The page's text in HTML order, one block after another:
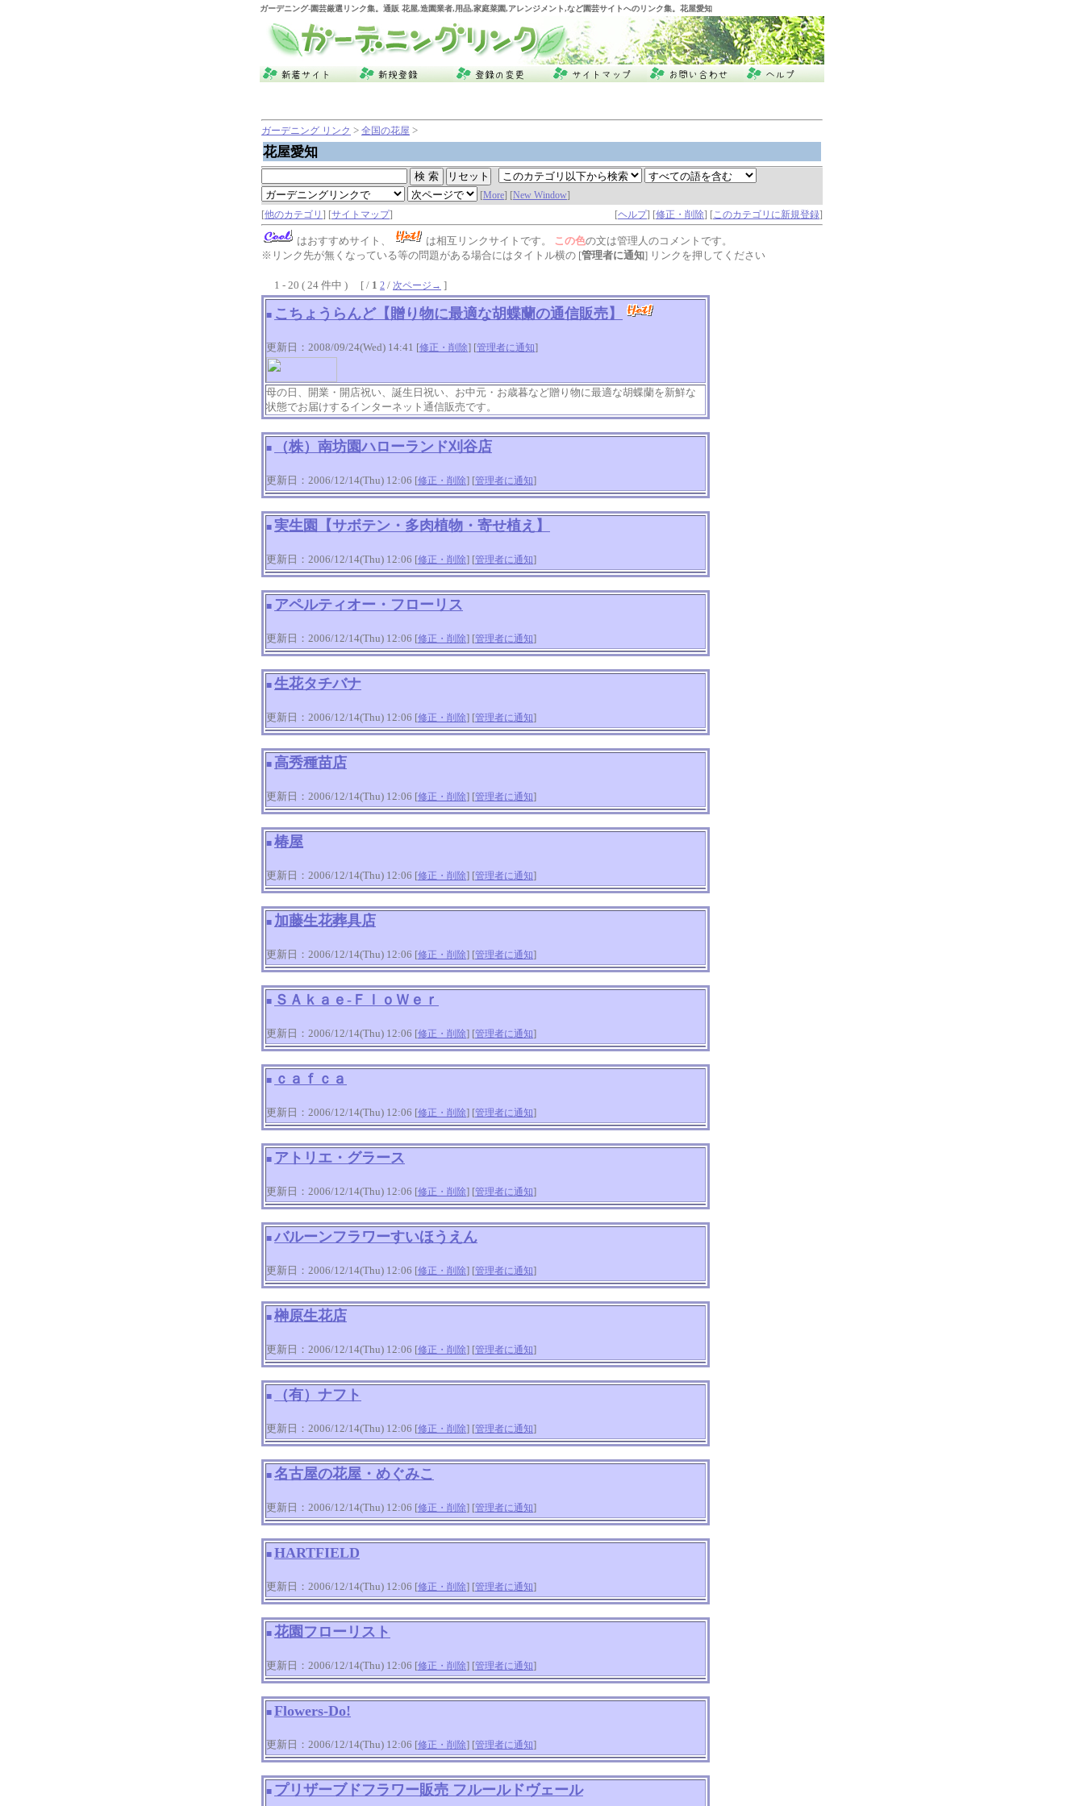
ガーデニング-園芸厳選リンク集。通販 花屋,造園業者,用品,家庭菜園,アレンジメント,など園芸サイトへのリンク集。花屋愛知
ガーデニング リンク > 全国の花屋 >
花屋愛知
[More] [New Window]
[他のカテゴリ ] [サイトマップ] [ヘルプ] [修正・削除] [このカテゴリに新規登録]
はおすすめサイト、 は相互リンクサイトです。 この色の文は管理人のコメントです。
※リンク先が無くなっている等の問題がある場合にはタイトル横の [管理者に通知] リンクを押してください
1 - 20 ( 24 件中 ) [ / 1 2 / 次ページ→ ]
■ こちょうらんど【贈り物に最適な胡蝶蘭の通信販売】
更新日：2008/09/24(Wed) 14:41 [修正・削除] [管理者に通知]
母の日、開業・開店祝い、誕生日祝い、お中元・お歳暮など贈り物に最適な胡蝶蘭を新鮮な
状態でお届けするインターネット通信販売です。
■ （株）南坊園ハローランド刈谷店
更新日：2006/12/14(Thu) 12:06 [修正・削除] [管理者に通知]
■ 実生園【サボテン・多肉植物・寄せ植え】
更新日：2006/12/14(Thu) 12:06 [修正・削除] [管理者に通知]
■ アペルティオー・フローリス
更新日：2006/12/14(Thu) 12:06 [修正・削除] [管理者に通知]
■ 生花タチバナ
更新日：2006/12/14(Thu) 12:06 [修正・削除] [管理者に通知]
■ 高秀種苗店
更新日：2006/12/14(Thu) 12:06 [修正・削除] [管理者に通知]
■ 椿屋
更新日：2006/12/14(Thu) 12:06 [修正・削除] [管理者に通知]
■ 加藤生花葬具店
更新日：2006/12/14(Thu) 12:06 [修正・削除] [管理者に通知]
■ ＳＡｋａｅ‐ＦｌｏＷｅｒ
更新日：2006/12/14(Thu) 12:06 [修正・削除] [管理者に通知]
■ ｃａｆｃａ
更新日：2006/12/14(Thu) 12:06 [修正・削除] [管理者に通知]
■ アトリエ・グラース
更新日：2006/12/14(Thu) 12:06 [修正・削除] [管理者に通知]
■ バルーンフラワーすいほうえん
更新日：2006/12/14(Thu) 12:06 [修正・削除] [管理者に通知]
■ 榊原生花店
更新日：2006/12/14(Thu) 12:06 [修正・削除] [管理者に通知]
■ （有）ナフト
更新日：2006/12/14(Thu) 12:06 [修正・削除] [管理者に通知]
■ 名古屋の花屋・めぐみこ
更新日：2006/12/14(Thu) 12:06 [修正・削除] [管理者に通知]
■ HARTFIELD
更新日：2006/12/14(Thu) 12:06 [修正・削除] [管理者に通知]
■ 花園フローリスト
更新日：2006/12/14(Thu) 12:06 [修正・削除] [管理者に通知]
■ Flowers-Do!
更新日：2006/12/14(Thu) 12:06 [修正・削除] [管理者に通知]
■ プリザーブドフラワー販売 フルールドヴェール